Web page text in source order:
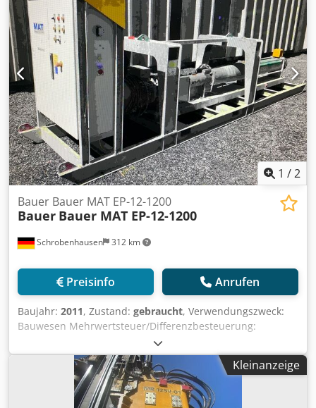
1 /2
Schrobenhausen 312 km
Bauer Bauer MAT EP-12-1200
Bauer Bauer MAT EP-12-1200
Preisinfo Anrufen
Baujahr: 2011, Zustand: gebraucht, Verwendungszweck:
Bauwesen Mehrwertsteuer/Differenzbesteuerung:
Mehrwertsteuer abzugsfähig Wenden Sie sich an
Mohamad Fattah Ahmad, um weitere Informationen zu
erhalten. Bauer MAT EP-12-1200 Exzenterschneckenpumpe
Guter Zustand Dodpfjh Tyypex Aclock Sofort Einsatzbereit
Kleinanzeige